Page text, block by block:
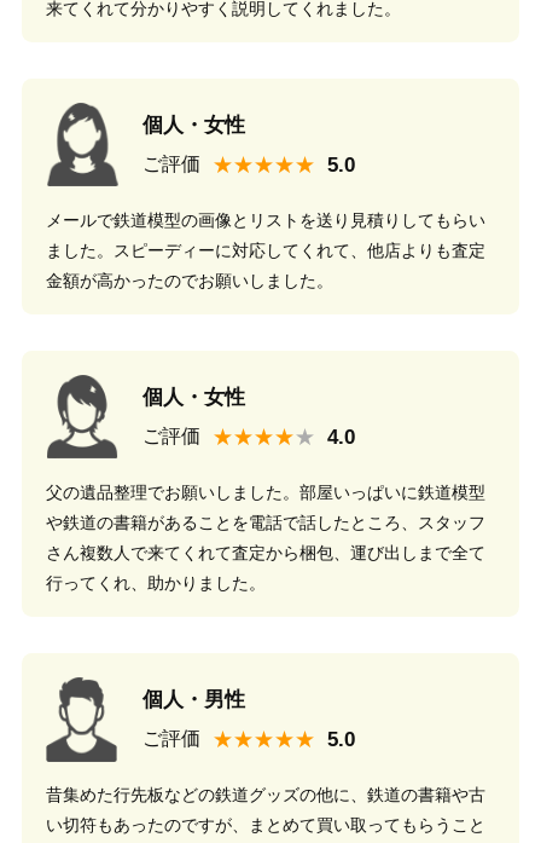
来てくれて分かりやすく説明してくれました。
個人・女性
ご評価 ★★★★★
メールで鉄道模型の画像とリストを送り見積りしてもらい
ました。スピーディーに対応してくれて、他店よりも査定
金額が高かったのでお願いしました。
個人・女性
ご評価 ★★★★
父の遺品整理でお願いしました。部屋いっぱいに鉄道模型
や鉄道の書籍があることを電話で話したところ、スタッフ
さん複数人で来てくれて査定から梱包、運び出しまで全て
行ってくれ、助かりました。
個人・男性
ご評価 ★★★★★
昔集めた行先板などの鉄道グッズの他に、鉄道の書籍や古
い切符もあったのですが、まとめて買い取ってもらうこと